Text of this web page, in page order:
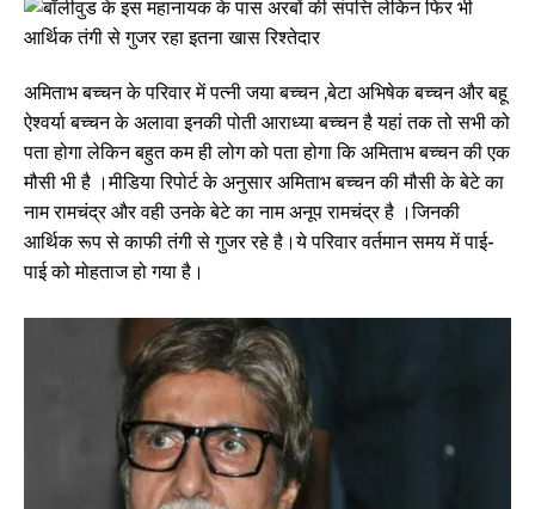
अमिताभ बच्चन के परिवार में पत्नी जया बच्चन ,बेटा अभिषेक बच्चन और बहू
ऐश्वर्या बच्चन के अलावा इनकी पोती आराध्या बच्चन है यहां तक तो सभी को
पता होगा लेकिन बहुत कम ही लोग को पता होगा कि अमिताभ बच्चन की एक
मौसी भी है ।मीडिया रिपोर्ट के अनुसार अमिताभ बच्चन की मौसी के बेटे का
नाम रामचंद्र और वही उनके बेटे का नाम अनूप रामचंद्र है ।जिनकी
आर्थिक रूप से काफी तंगी से गुजर रहे है।ये परिवार वर्तमान समय में पाई-
पाई को मोहताज हो गया है।